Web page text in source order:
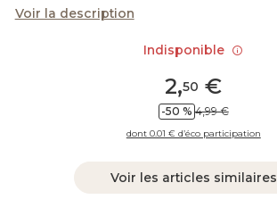
Voir la description
2,50 €
-50 % 4,99 €
dont 0.01 € d’éco participation
Voir les articles similaires